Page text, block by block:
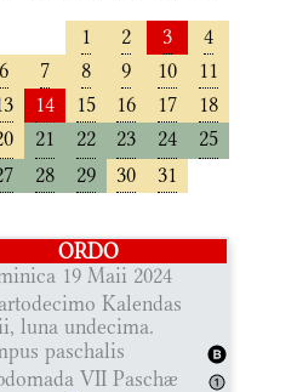
1 2 3
4
6 7 8 9 10
11
14 15 16 17
18
21 22 23 24
25
28 29 30 31
ORDO
19 Maii 2024
Kalendas
luna undecima.
paschalis
VII Paschæ